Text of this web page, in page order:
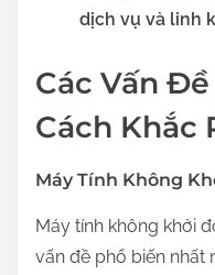
dịch vụ và linh
Các Vấn
Cách Khắc
Máy Tính Không
Máy tính không khởi
vấn đề phổ biến nhất